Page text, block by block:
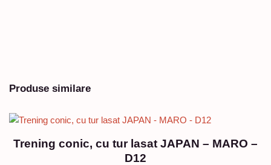
Produse similare
Trening conic, cu tur lasat JAPAN – MARO –
D12